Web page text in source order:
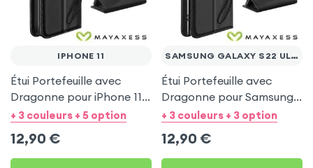
IPHONE 11
Étui Portefeuille avec
Dragonne pour iPhone 11 -
Noir Mayaxess
+ 3 couleurs + 5 option
12,90 €
SAMSUNG GALAXY S22 ULTRA
Étui Portefeuille avec
Dragonne pour Samsung
Galaxy S22 Ultra - Noir
+ 3 couleurs + 3 option
12,90 €